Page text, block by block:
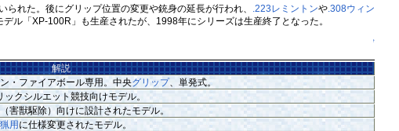
れた。後にグリップ位置の変更や銃身の延長が行われ、 .223レミントンや.308ウィン
ル「XP-100R」も生産されたが、1998年にシリーズは生産終了となった。
↑
解説
・ファイアボール専用。中央グリップ、単発式。
ックシルエット競技向けモデル。
害獣駆除）向けに設計されたモデル。
用に仕様変更されたモデル。